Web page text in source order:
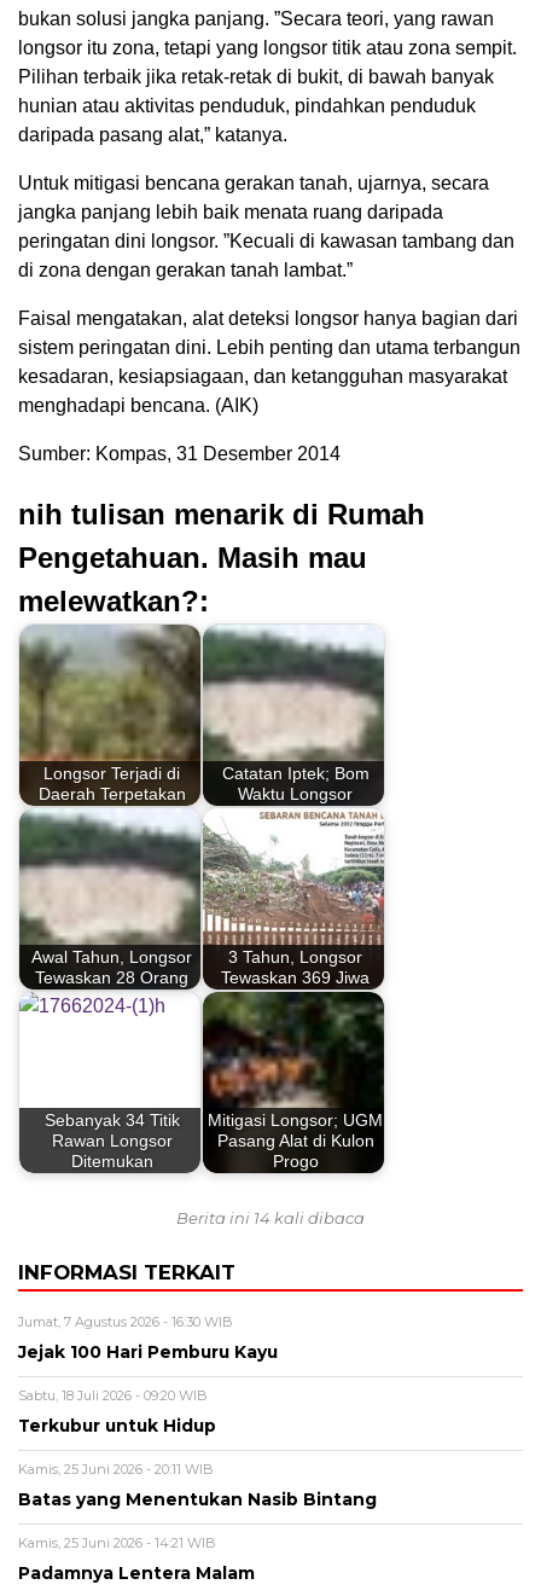
bukan solusi jangka panjang. ”Secara teori, yang rawan
longsor itu zona, tetapi yang longsor titik atau zona sempit.
Pilihan terbaik jika retak-retak di bukit, di bawah banyak
hunian atau aktivitas penduduk, pindahkan penduduk
daripada pasang alat,” katanya.
Untuk mitigasi bencana gerakan tanah, ujarnya, secara
jangka panjang lebih baik menata ruang daripada
peringatan dini longsor. ”Kecuali di kawasan tambang dan
di zona dengan gerakan tanah lambat.”
Faisal mengatakan, alat deteksi longsor hanya bagian dari
sistem peringatan dini. Lebih penting dan utama terbangun
kesadaran, kesiapsiagaan, dan ketangguhan masyarakat
menghadapi bencana. (AIK)
Sumber: Kompas, 31 Desember 2014
nih tulisan menarik di Rumah
Pengetahuan. Masih mau
melewatkan?:
Longsor Terjadi di
Daerah Terpetakan
Catatan Iptek; Bom
Waktu Longsor
Awal Tahun, Longsor
Tewaskan 28 Orang
3 Tahun, Longsor
Tewaskan 369 Jiwa
Sebanyak 34 Titik
Rawan Longsor
Ditemukan
Mitigasi Longsor; UGM
Pasang Alat di Kulon
Progo
Berita ini 14 kali dibaca
INFORMASI TERKAIT
Jumat, 7 Agustus 2026 - 16:30 WIB
Jejak 100 Hari Pemburu Kayu
Sabtu, 18 Juli 2026 - 09:20 WIB
Terkubur untuk Hidup
Kamis, 25 Juni 2026 - 20:11 WIB
Batas yang Menentukan Nasib Bintang
Kamis, 25 Juni 2026 - 14:21 WIB
Padamnya Lentera Malam